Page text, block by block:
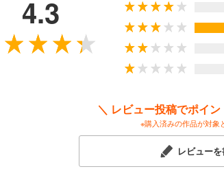
4.3
＼ レビュー投稿でポイ
※購入済みの作品が対象
レビューを